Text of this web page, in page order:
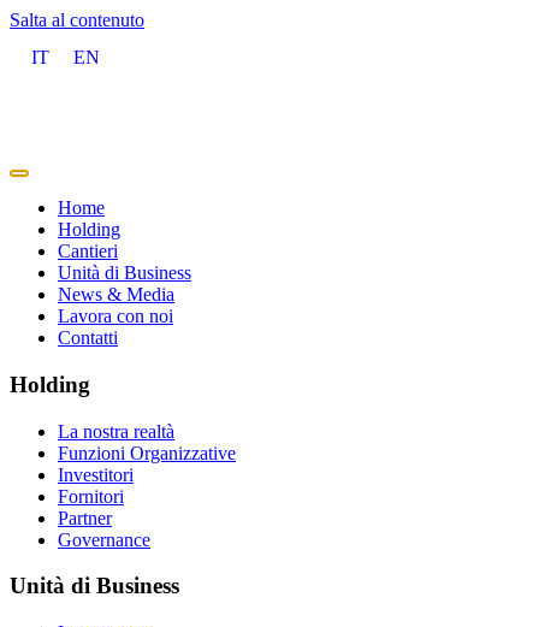
Salta al contenuto
IT
EN
Home
Holding
Cantieri
Unità di Business
News & Media
Lavora con noi
Contatti
Holding
La nostra realtà
Funzioni Organizzative
Investitori
Fornitori
Partner
Governance
Unità di Business